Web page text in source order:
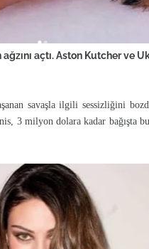
açtı. Aston Kutcher ve
savaşla ilgili sessizliğini
3 milyon dolara kadar bağışta